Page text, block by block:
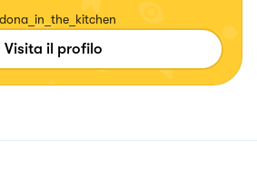
Visita il profilo